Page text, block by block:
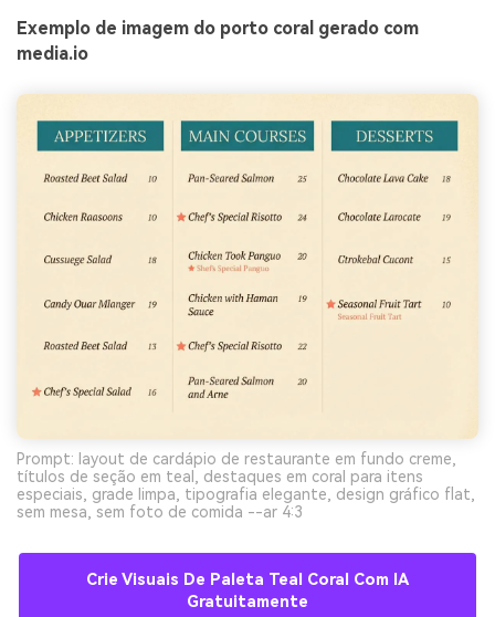
Exemplo de imagem do porto coral gerado com
media.io
Prompt: layout de cardápio de restaurante em fundo creme,
títulos de seção em teal, destaques em coral para itens
especiais, grade limpa, tipografia elegante, design gráfico flat,
sem mesa, sem foto de comida --ar 4:3
Crie Visuais De Paleta Teal Coral Com IA
Gratuitamente